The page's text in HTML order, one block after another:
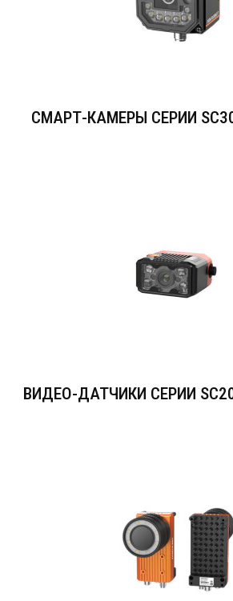
СМАРТ-КАМЕРЫ СЕРИИ
ВИДЕО-ДАТЧИКИ СЕРИИ